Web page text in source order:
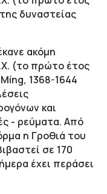
δυναστείας
ακόμη
(το πρώτο έτος
1368-1644
και
- ρεύματα. Από
η Γροθιά του
σε 170
έχει περάσει